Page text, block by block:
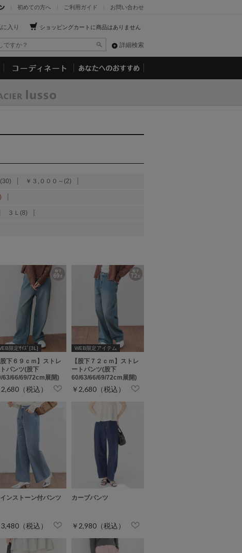
お問い合わせ
ご利用ガイド
初めての方へ
ショッピングカートに商品はありません
入り
詳細検索
￥３,０００～(2)
３Ｌ(8)
限定ｻｲｽﾞ[3L]
股下６９ｃｍ】ストレ
パンツ(股下
63/66/69/72cm展開)
2,680（税込）
WEB限定アイテム
【股下７２ｃｍ】ストレ
ートパンツ(股下
60/63/66/69/72cm展開)
￥2,680（税込）
ンストーン付パンツ
3,480（税込）
カーブパンツ
￥2,980（税込）